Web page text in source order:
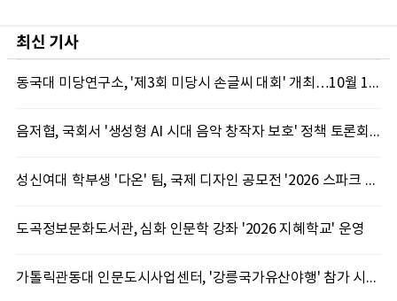
최신 기사
동국대 미당연구소, '제3회 미당시 손글씨 대회' 개최…10월 12일까지 접수
음저협, 국회서 '생성형 AI 시대 음악 창작자 보호' 정책 토론회 10일 개최
성신여대 학부생 '다온' 팀, 국제 디자인 공모전 '2026 스파크 어워드' 동상 수상
도곡정보문화도서관, 심화 인문학 강좌 '2026 지혜학교' 운영
가톨릭관동대 인문도시사업센터, '강릉국가유산야행' 참가 시민 15명 모집